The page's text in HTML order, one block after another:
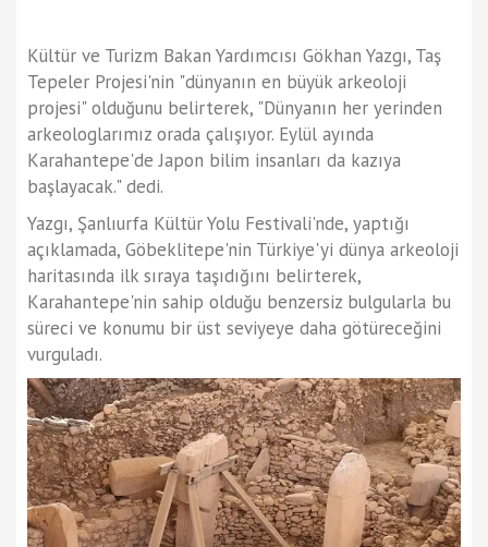
Kültür ve Turizm Bakan Yardımcısı Gökhan Yazgı, Taş
Tepeler Projesi'nin "dünyanın en büyük arkeoloji
projesi" olduğunu belirterek, "Dünyanın her yerinden
arkeologlarımız orada çalışıyor. Eylül ayında
Karahantepe'de Japon bilim insanları da kazıya
başlayacak." dedi.
Yazgı, Şanlıurfa Kültür Yolu Festivali'nde, yaptığı
açıklamada, Göbeklitepe'nin Türkiye'yi dünya arkeoloji
haritasında ilk sıraya taşıdığını belirterek,
Karahantepe'nin sahip olduğu benzersiz bulgularla bu
süreci ve konumu bir üst seviyeye daha götüreceğini
vurguladı.